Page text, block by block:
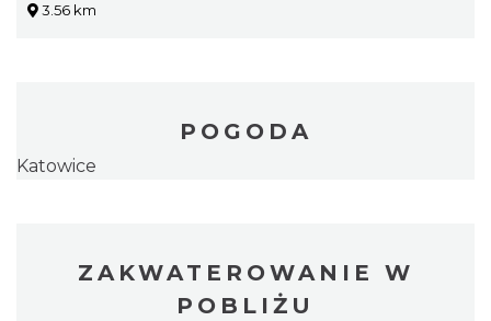
3.56 km
POGODA
Katowice
ZAKWATEROWANIE W
POBLIŻU